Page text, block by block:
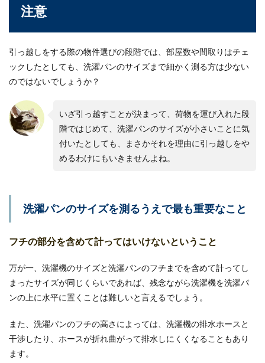
注意
引っ越しをする際の物件選びの段階では、部屋数や間取りはチェ
ックしたとしても、洗濯パンのサイズまで細かく測る方は少ない
のではないでしょうか？
いざ引っ越すことが決まって、荷物を運び入れた段
階ではじめて、洗濯パンのサイズが小さいことに気
付いたとしても、まさかそれを理由に引っ越しをや
めるわけにもいきませんよね。
洗濯パンのサイズを測るうえで最も重要なこと
フチの部分を含めて計ってはいけないということ
万が一、洗濯機のサイズと洗濯パンのフチまでを含めて計ってし
まったサイズが同じくらいであれば、残念ながら洗濯機を洗濯パ
ンの上に水平に置くことは難しいと言えるでしょう。
また、洗濯パンのフチの高さによっては、洗濯機の排水ホースと
干渉したり、ホースが折れ曲がって排水しにくくなることもあり
ます。